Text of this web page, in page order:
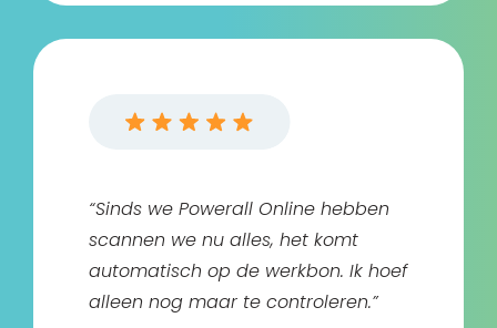
“Sinds we Powerall Online hebben
scannen we nu alles, het komt
automatisch op de werkbon. Ik hoef
alleen nog maar te controleren.”